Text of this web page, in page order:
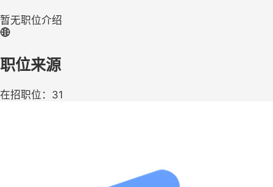
暂无职位介绍
职位来源
在招职位：31